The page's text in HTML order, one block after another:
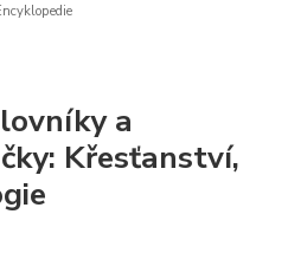
a
Křesťanství,